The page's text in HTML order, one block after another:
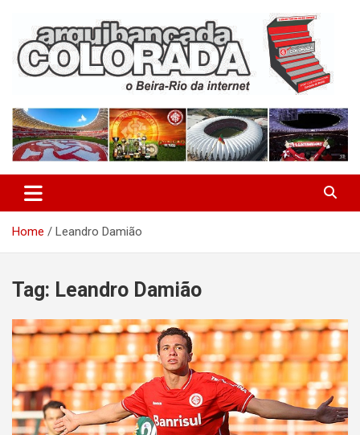
content
Arquibancada Colorada
Home Leandro Damião
Tag: Leandro Damião